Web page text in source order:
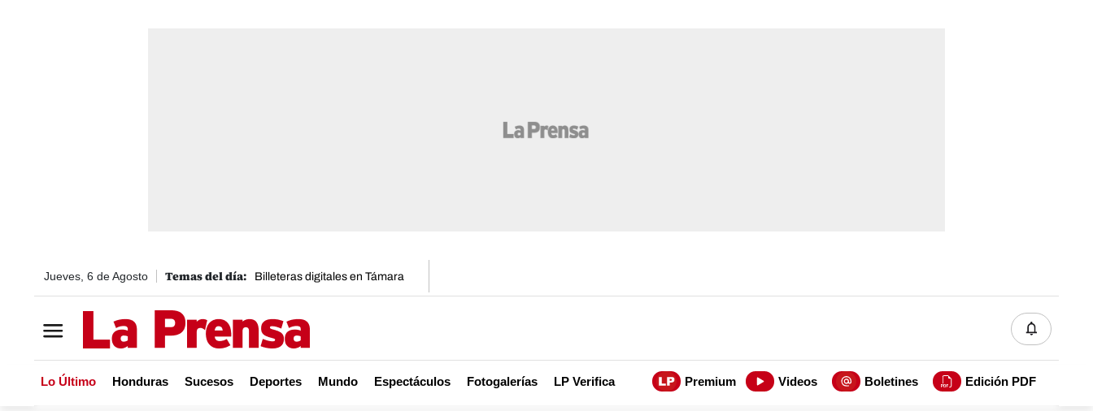
Jueves, 6 de Agosto Billeteras digitales en Támara
Lo Último Honduras Sucesos Deportes Mundo Espectáculos Fotogalerías LP Verifica Premium Videos Boletines Edición PDF